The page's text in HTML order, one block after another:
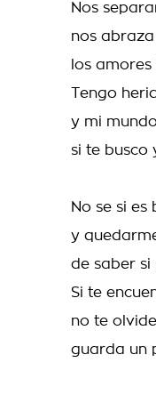
Nos
nos
los
Tengo
y mi
si te busco
No se si
y
de saber si
Si te
no te
guarda un